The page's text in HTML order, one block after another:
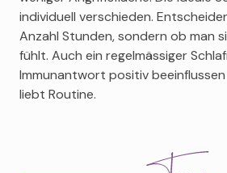
individuell verschieden.
Anzahl Stunden, sondern ob man
fühlt. Auch ein regelmässiger
Immunantwort positiv
liebt Routine.